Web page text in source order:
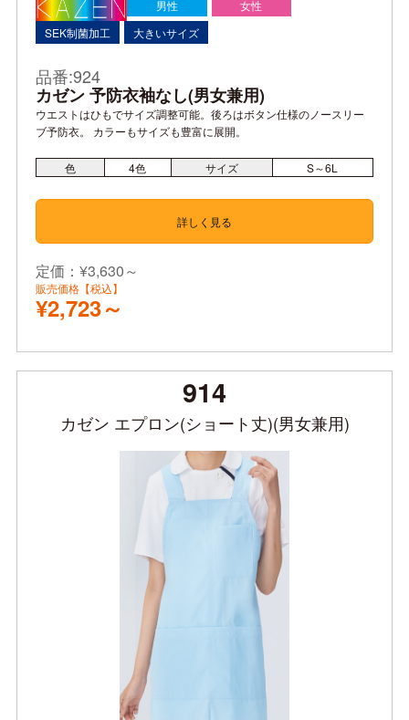
男性
女性
SEK制菌加工
大きいサイズ
品番:924
カゼン 予防衣袖なし(男女兼用)
ウエストはひもでサイズ調整可能。後ろはボタン仕様のノースリー
ブ予防衣。 カラーもサイズも豊富に展開。
色 4色 サイズ S～6L
詳しく見る
定価：¥3,630～
販売価格【税込】
¥2,723～
914
カゼン エプロン(ショート丈)(男女兼用)